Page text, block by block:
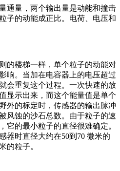
通量，两个输出量是动能和撞击
子的动能成正比。电荷、电压和
的楼梯一样，单个粒子的动能对
响。当加在电容器上的电压超过
会重复这个过程。一次快速的放
显示出来，而这个能量值是单个
外的标定时，传感器的输出脉冲
风蚀的沙石总数。由于粒子的速
它的最小粒子的直径很难确定。
器时直径大约在50到70 微米的
的粒子。